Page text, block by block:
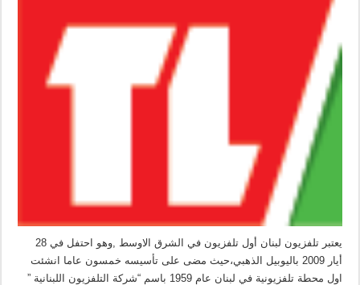
يعتبر تلفزيون لبنان أول تلفزيون في الشرق الاوسط ,وهو احتفل في 28
أيار 2009 باليوبيل الذهبي،حيث مضى على تأسيسه خمسون عاما انشئت
اول محطة تلفزيونية في لبنان عام 1959 باسم “شركة التلفزيون اللبنانية ”